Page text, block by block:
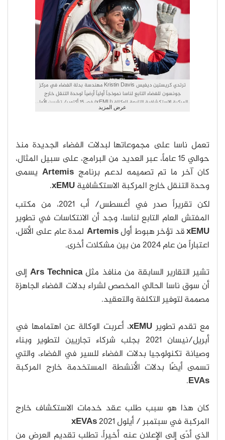
ترتدي كريستين ديفيس Kristin Davis مهندسة بدلة الفضاء في مركز
جونسون للفضاء التابع لناسا نموذجاً أولياً أرضياً لوحدة التنقل خارج
المركبة الاستكشافية التابعة للوكالة (xEMU) في 15 أكتوبر/ تشرين الأول
عرض المزيد
تعمل ناسا على مجموعاتها لبدلات الفضاء الجديدة منذ
حوالي 15 عاماً، عبر العديد من البرامج، على سبيل المثال،
كان آخر ما تم تصميمه لدعم برنامجArtemis يسمى
وحدة التنقل خارج المركبة الاستكشافيةxEMU
.
لكن تقريراً صدر في أغسطس/ أب 2021، من مكتب
المفتش العام التابع لناسا، وجد أن الانتكاسات في تطوير
xEMUقد تؤخر هبوط أولArtemis لمدة عام على الأقل،
اعتباراً من عام 2024 من بين مشكلات أخرى.
تشير التقارير السابقة من منافذ مثلArs Technica إلى
أن سوق ناسا الحالي المخصص لشراء بدلات الفضاء الجاهزة
مصممة لتوفير التكلفة والتعقيد.
مع تقدم تطوير xEMU، أعربت الوكالة عن اهتمامها في
أبريل/نيسان 2021 بجلب شركاء تجاريين لتطوير وبناء
وصيانة تكنولوجيا بدلات الفضاء للسير في الفضاء، والتي
تسمى أيضًا بدلات الأنشطة المستخدمة خارج المركبة
EVAs
.
كان هذا هو سبب طلب عقد خدمات الاستكشاف خارج
المركبة في سبتمبر / أيلول 2021
xEVAs
الذي أدّى إلى الإعلان عنه أخيراً، تطلب تقديم العرض من